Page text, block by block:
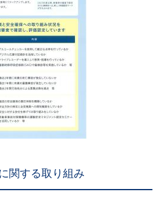
関する取り組み